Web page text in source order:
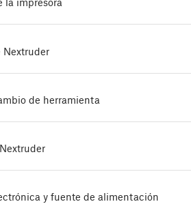
Nextruder
de herramienta
y fuente de alimentación